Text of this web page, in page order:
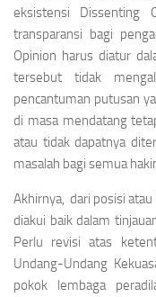
eksistensi Dissenting
transparansi bagi
Opinion harus diatur
tersebut tidak
pencantuman putusan
di masa mendatang
atau tidak dapatnya
masalah bagi semua
Akhirnya, dari posisi atau
diakui baik dalam
Perlu revisi atas
Undang-Undang
pokok lembaga